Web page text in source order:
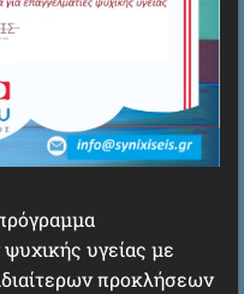
υγείας με
προκλήσεων